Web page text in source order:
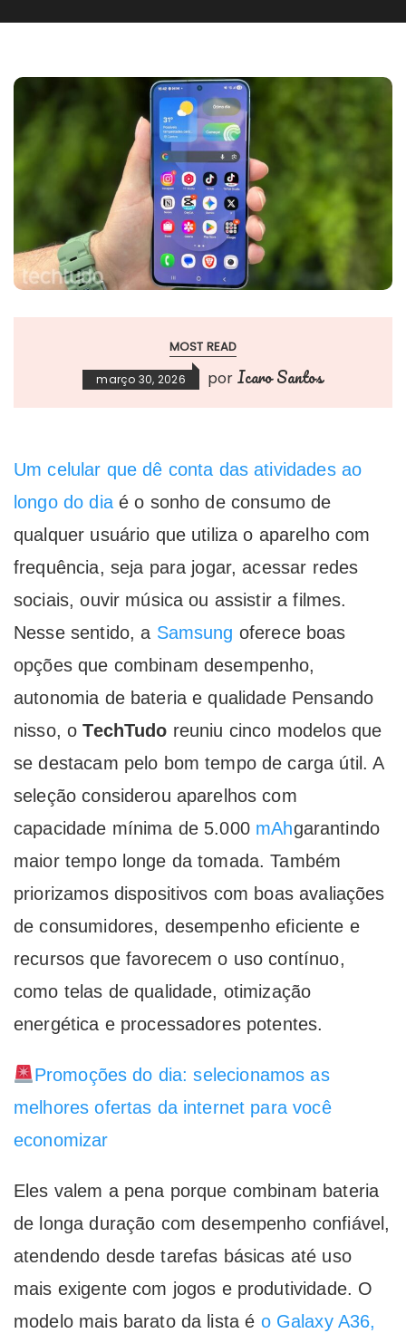
MOST READ
março 30, 2026 por Icaro Santos
Um celular que dê conta das atividades ao
longo do diaé o sonho de consumo de
qualquer usuário que utiliza o aparelho com
frequência, seja para jogar, acessar redes
sociais, ouvir música ou assistir a filmes.
Nesse sentido, a Samsung oferece boas
opções que combinam desempenho,
autonomia de bateria e qualidade Pensando
nisso, oTechTudo reuniu cinco modelos que
se destacam pelo bom tempo de carga útil. A
seleção considerou aparelhos com
capacidade mínima de 5.000 mAhgarantindo
maior tempo longe da tomada. Também
priorizamos dispositivos com boas avaliações
de consumidores, desempenho eficiente e
recursos que favorecem o uso contínuo,
como telas de qualidade, otimização
energética e processadores potentes.
Promoções do dia: selecionamos as
melhores ofertas da internet para você
economizar
Eles valem a pena porque combinam bateria
de longa duração com desempenho confiável,
atendendo desde tarefas básicas até uso
mais exigente com jogos e produtividade. O
modelo mais barato da lista é o Galaxy A36,